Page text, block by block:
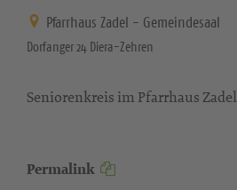
Pfarrhaus Zadel - Gemeindesaal
Dorfanger 24 Diera-Zehren
Seniorenkreis im Pfarrhaus Zadel
Permalink